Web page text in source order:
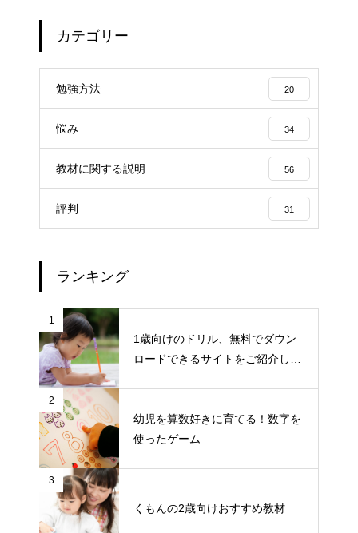
カテゴリー
勉強方法 20
悩み 34
教材に関する説明 56
評判 31
ランキング
1
1歳向けのドリル、無料でダウン
ロードできるサイトをご紹介しま
2
幼児を算数好きに育てる！数字を
使ったゲーム
3
くもんの2歳向けおすすめ教材